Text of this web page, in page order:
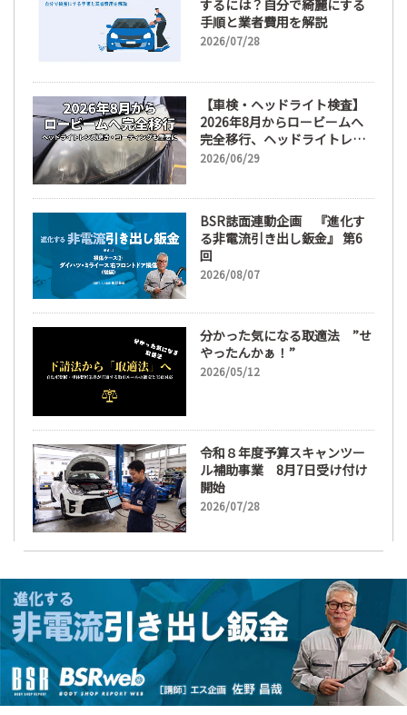
するには？自分で綺麗にする
手順と業者費用を解説
2026/07/28
【車検・ヘッドライト検査】
2026年8月からロービームへ
完全移行、ヘッドライトレン
ズ磨き・コーティングも重要
2026/06/29
BSR誌面連動企画 『進化す
る非電流引き出し鈑金』 第6
回
2026/08/07
分かった気になる取適法 ”せ
やったんかぁ！”
2026/05/12
令和８年度予算スキャンツー
ル補助事業 8月7日受け付け
開始
2026/07/28